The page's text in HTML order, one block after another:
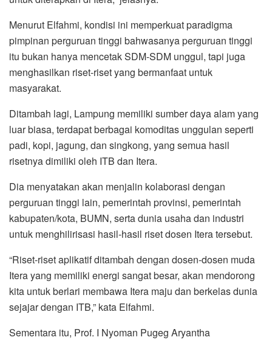
Menurut Elfahmi, kondisi ini memperkuat paradigma
pimpinan perguruan tinggi bahwasanya perguruan tinggi
itu bukan hanya mencetak SDM-SDM unggul, tapi juga
menghasilkan riset-riset yang bermanfaat untuk
masyarakat.
Ditambah lagi, Lampung memiliki sumber daya alam yang
luar biasa, terdapat berbagai komoditas unggulan seperti
padi, kopi, jagung, dan singkong, yang semua hasil
risetnya dimiliki oleh ITB dan Itera.
Dia menyatakan akan menjalin kolaborasi dengan
perguruan tinggi lain, pemerintah provinsi, pemerintah
kabupaten/kota, BUMN, serta dunia usaha dan industri
untuk menghilirisasi hasil-hasil riset dosen Itera tersebut.
“Riset-riset aplikatif ditambah dengan dosen-dosen muda
Itera yang memiliki energi sangat besar, akan mendorong
kita untuk berlari membawa Itera maju dan berkelas dunia
sejajar dengan ITB,” kata Elfahmi.
Sementara itu, Prof. I Nyoman Pugeg Aryantha